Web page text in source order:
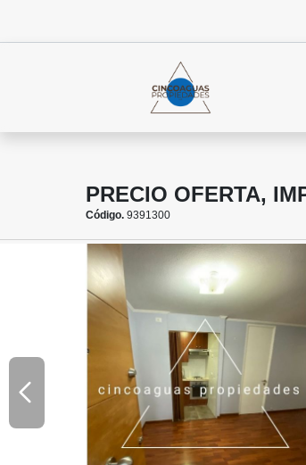
PRECIO OFERTA,
Código. 9391300